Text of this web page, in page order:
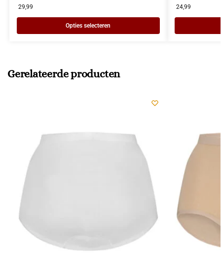
29,99
Opties selecteren
24,99
Gerelateerde producten